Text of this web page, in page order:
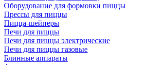
Оборудование для формовки пиццы
Прессы для пиццы
Пицца-шейперы
Печи для пиццы
Печи для пиццы электрические
Печи для пиццы газовые
Блинные аппараты